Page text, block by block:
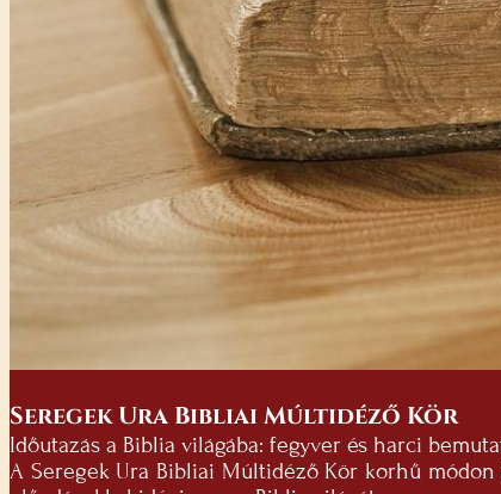
Seregek Ura Bibliai Múltidéző Kör
Időutazás a Biblia világába: fegyver és harci
A Seregek Ura Bibliai Múltidéző Kör korhű